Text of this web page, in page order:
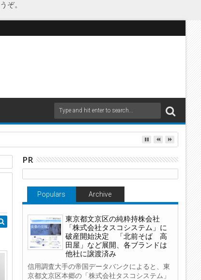
ぞ。
Japanが承継
PR
Populars Archive
東京都文京区の純粋持株会社
「株式会社タスコシステム」に
破産開始決定 「北前そば 高
田屋」など展開、各ブランドは
他社に譲渡済み
信用調査大手の帝国データバンクによると、東
京都文京区本郷の「株式会社タスコシステム」